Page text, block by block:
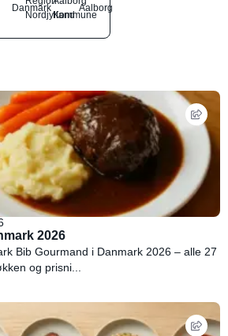
Danmark
NordjyllandKommune
Aalborg
2026
Bib Gourmand i Danmark 2026 – alle 27
og prisni...